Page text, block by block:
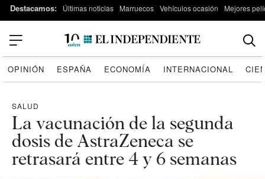
Destacamos: Últimas noticias Marruecos Vehículos ocasión Mejores
OPINIÓN ESPAÑA ECONOMÍA INTERNACIONAL
SALUD
La vacunación de la segunda
dosis de AstraZeneca se
retrasará entre 4 y 6 semanas